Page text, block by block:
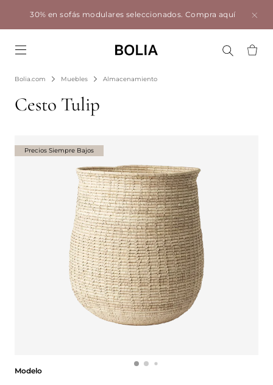
30% en sofás modulares seleccionados.Compra aquí
Bolia.com Muebles Almacenamiento
Cesto Tulip
Modelo
Precios Siempre Bajos